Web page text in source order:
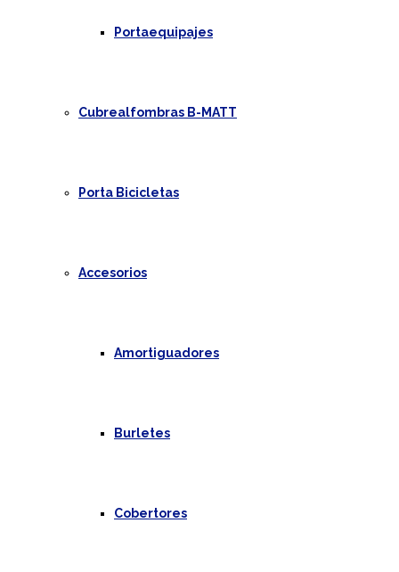
Portaequipajes
Cubrealfombras B-MATT
Porta Bicicletas
Accesorios
Amortiguadores
Burletes
Cobertores